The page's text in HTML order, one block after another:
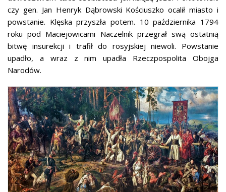
czy gen. Jan Henryk Dąbrowski Kościuszko ocalił miasto i
powstanie. Klęska przyszła potem. 10 października 1794
roku pod Maciejowicami Naczelnik przegrał swą ostatnią
bitwę insurekcji i trafił do rosyjskiej niewoli. Powstanie
upadło, a wraz z nim upadła Rzeczpospolita Obojga
Narodów.